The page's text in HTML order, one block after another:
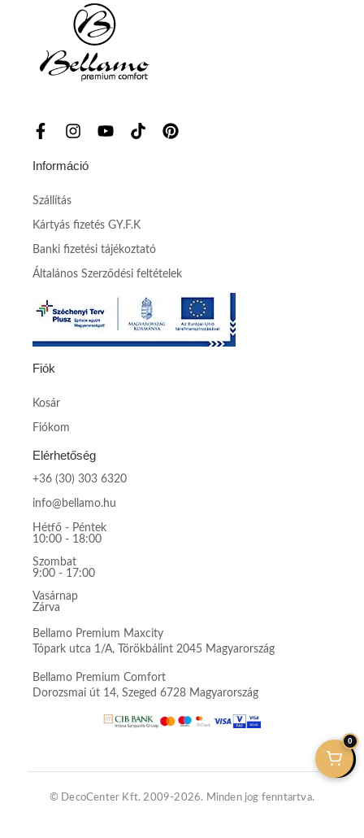
Információ
Szállítás
Kártyás fizetés GY.F.K
Banki fizetési tájékoztató
Általános Szerződési feltételek
Fiók
Kosár
Fiókom
Elérhetőség
+36 (30) 303 6320
info@bellamo.hu
Hétfő - Péntek
10:00 - 18:00
Szombat
9:00 - 17:00
Vasárnap
Zárva
Bellamo Premium Maxcity
Tópark utca 1/A, Törökbálint 2045 Magyarország
Bellamo Premium Comfort
Dorozsmai út 14, Szeged 6728 Magyarország
© DecoCenter Kft. 2009-2026. Minden jog fenntartva.
0